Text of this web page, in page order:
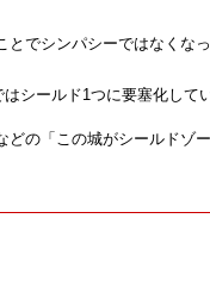
でシンパシーではなくなっ
シールド1つに要塞化して
どの「この城がシールドゾ